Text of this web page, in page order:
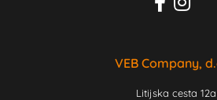
VEB Company,
Litijska cesta 12a